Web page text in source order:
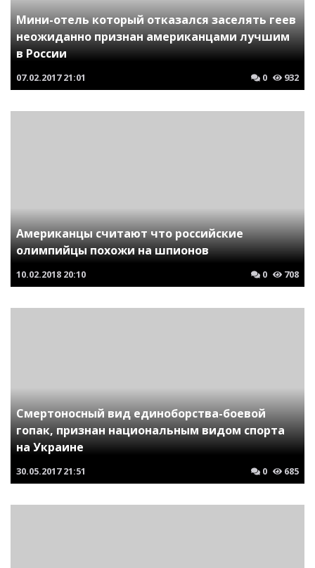
Мини-отель который отказался заселять геев
неожиданно признан американцами лучшим
в России
07.02.2017 21:01 0 932
Американцы считают что российские
олимпийцы похожи на шпионов
10.02.2018 20:10 0 708
Смертоносный вид единоборства-боевой
гопак, признан национальным видом спорта
на Украине
30.05.2017 21:51 0 685